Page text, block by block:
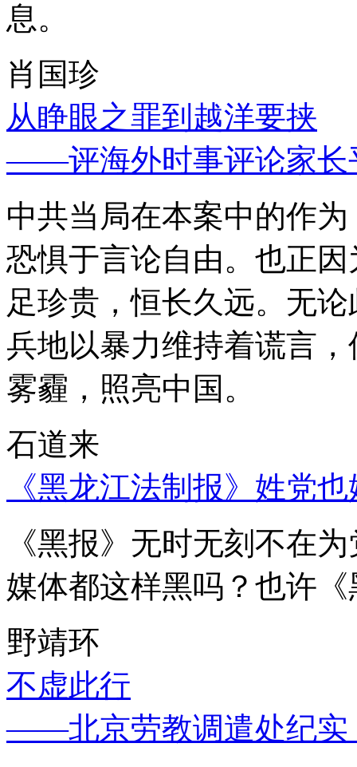
息。
肖国珍
从睁眼之罪到越洋要挟
——评海外时事评论家长
中共当局在本案中的作
恐惧于言论自由。也正
足珍贵，恒长久远。无
兵地以暴力维持着谎言
雾霾，照亮中国。
石道来
《黑龙江法制报》姓党
《黑报》无时无刻不在
媒体都这样黑吗？也许
野靖环
不虚此行
——北京劳教调遣处纪实